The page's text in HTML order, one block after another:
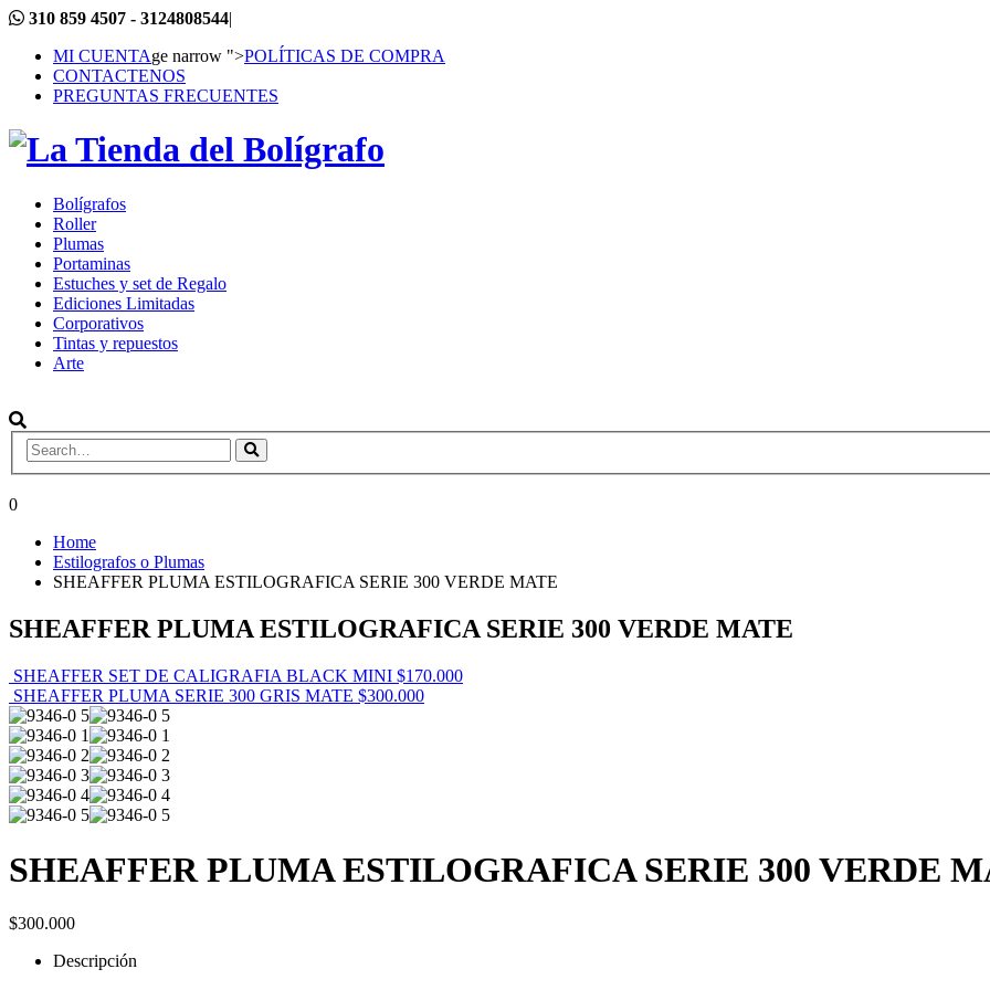
310 859 4507 - 3124808544|
MI CUENTAge narrow ">POLÍTICAS DE COMPRA
CONTACTENOS
PREGUNTAS FRECUENTES
Bolígrafos
Roller
Plumas
Portaminas
Estuches y set de Regalo
Ediciones Limitadas
Corporativos
Tintas y repuestos
Arte
0
Home
Estilografos o Plumas
SHEAFFER PLUMA ESTILOGRAFICA SERIE 300 VERDE MATE
SHEAFFER PLUMA ESTILOGRAFICA SERIE 300 VERDE MATE
SHEAFFER SET DE CALIGRAFIA BLACK MINI $170.000
SHEAFFER PLUMA SERIE 300 GRIS MATE $300.000
SHEAFFER PLUMA ESTILOGRAFICA SERIE 300 VERDE
$300.000
Descripción